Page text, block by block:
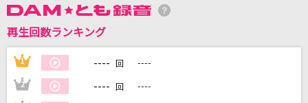
再生回数ランキング
1 ---- 回 ----
2 ---- 回 ----